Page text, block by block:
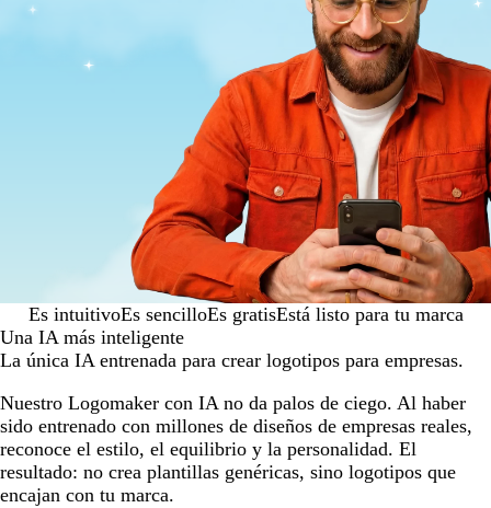
Es intuitivoEs sencilloEs gratisEstá listo para tu marca
Una IA más inteligente
La única IA entrenada para crear logotipos para empresas.
Nuestro Logomaker con IA no da palos de ciego. Al haber
sido entrenado con millones de diseños de empresas reales,
reconoce el estilo, el equilibrio y la personalidad. El
resultado: no crea plantillas genéricas, sino logotipos que
encajan con tu marca.